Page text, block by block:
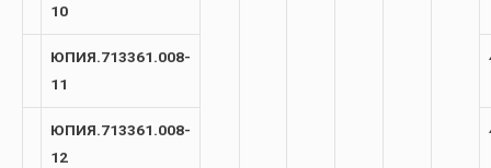
10
ЮПИЯ.713361.008-
11
ЮПИЯ.713361.008-
12